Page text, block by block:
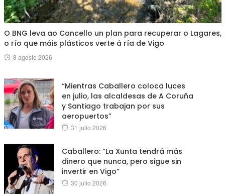
O BNG leva ao Concello un plan para recuperar o Lagares,
o río que máis plásticos verte á ría de Vigo
Posted
8 agosto 2026
“Mientras Caballero coloca luces
en julio, las alcaldesas de A Coruña
y Santiago trabajan por sus
aeropuertos”
Posted
31 julio 2026
Caballero: “La Xunta tendrá más
dinero que nunca, pero sigue sin
invertir en Vigo”
Posted
30 julio 2026